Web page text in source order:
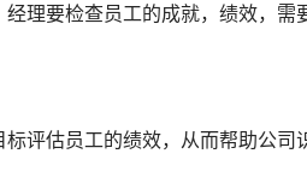
理要检查员工的成就，绩效，需
评估员工的绩效，从而帮助公司